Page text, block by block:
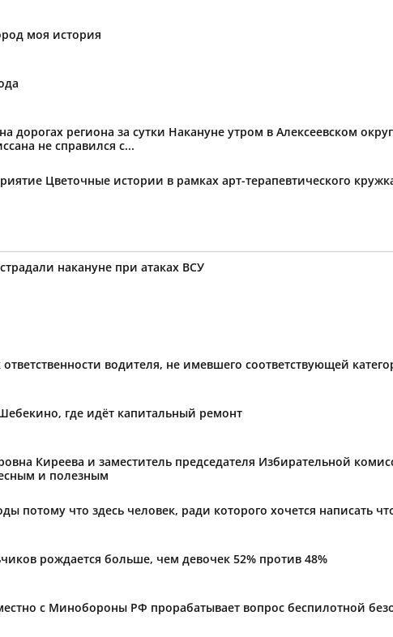
моя история
региона за сутки Накануне утром в Алексеевском
не справился с...
Цветочные истории в рамках арт-терапевтического
накануне при атаках ВСУ
водителя, не имевшего соответствующей
где идёт капитальный ремонт
Киреева и заместитель председателя Избирательной
и полезным
потому что здесь человек, ради которого хочется написать
рождается больше, чем девочек 52% против 48%
с Минобороны РФ прорабатывает вопрос беспилотной